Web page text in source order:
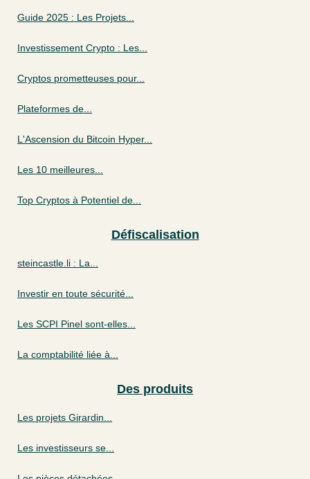
Guide 2025 : Les Projets...
Investissement Crypto : Les...
Cryptos prometteuses pour...
Plateformes de...
L'Ascension du Bitcoin Hyper...
Les 10 meilleures...
Top Cryptos à Potentiel de...
Défiscalisation
steincastle.li : La...
Investir en toute sécurité...
Les SCPI Pinel sont-elles...
La comptabilité liée à...
Des produits
Les projets Girardin...
Les investisseurs se...